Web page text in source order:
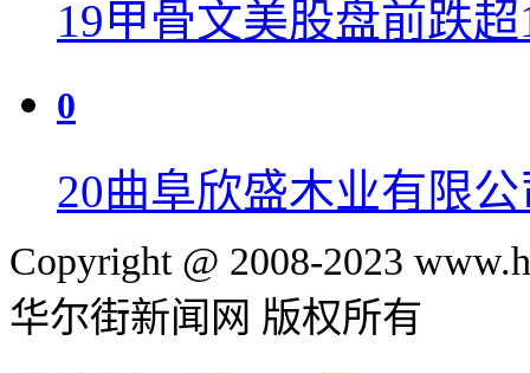
19甲骨文美股盘前跌超
0
20曲阜欣盛木业有限
Copyright @ 2008-2023
华尔街新闻网 版权所有